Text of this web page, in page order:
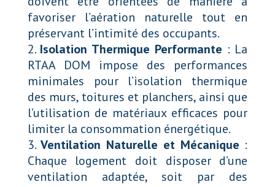
favoriser l’aération naturelle tout en
préservant l’intimité des occupants.
Isolation Thermique Performante : La
RTAA DOM impose des performances
minimales pour l’isolation thermique
des murs, toitures et planchers, ainsi que
l’utilisation de matériaux efficaces pour
limiter la consommation énergétique.
Ventilation Naturelle et Mécanique :
Chaque logement doit disposer d’une
ventilation adaptée, soit par des